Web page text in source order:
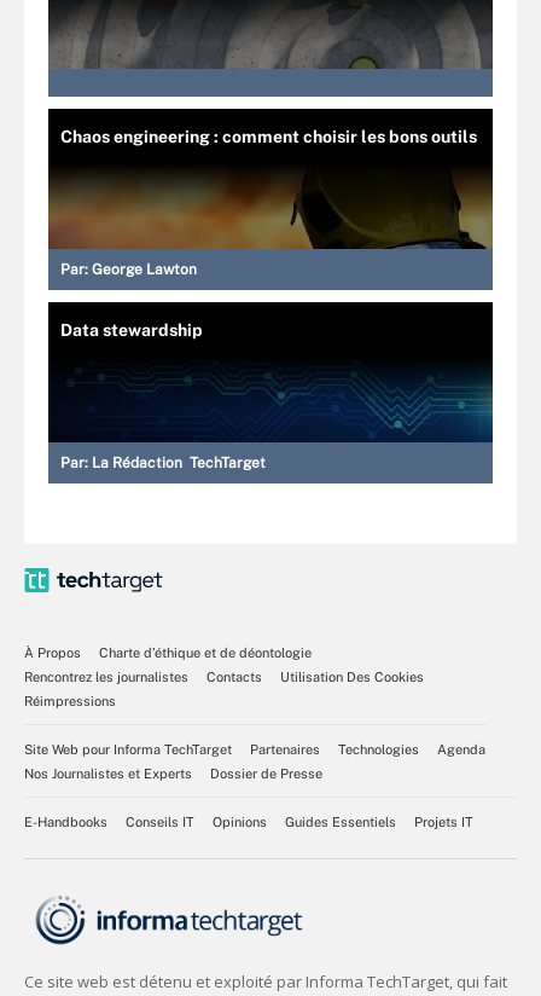
Chaos engineering : comment choisir les bons outils
Par: George Lawton
Data stewardship
Par: La Rédaction TechTarget
À Propos
Charte d’éthique et de déontologie
Rencontrez les journalistes
Contacts
Utilisation Des Cookies
Réimpressions
Site Web pour Informa TechTarget Partenaires Technologies
Agenda
Nos Journalistes et Experts
Dossier de Presse
E-Handbooks Conseils IT Opinions Guides Essentiels Projets IT